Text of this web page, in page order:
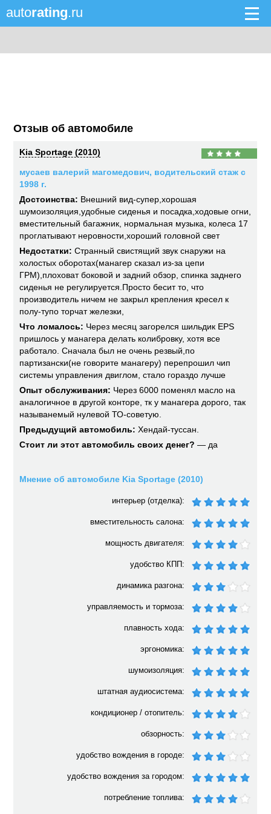
autorating.ru
Отзыв об автомобиле
Kia Sportage (2010)
мусаев валерий магомедович, водительский стаж с
1998 г.
Достоинства: Внешний вид-супер,хорошая
шумоизоляция,удобные сиденья и посадка,ходовые огни,
вместительный багажник, нормальная музыка, колеса 17
проглатывают неровности,хороший головной свет
Недостатки: Странный свистящий звук снаружи на
холостых оборотах(манагер сказал из-за цепи
ГРМ),плоховат боковой и задний обзор, спинка заднего
сиденья не регулируется.Просто бесит то, что
производитель ничем не закрыл крепления кресел к
полу-тупо торчат железки,
Что ломалось: Через месяц загорелся шильдик EPS
пришлось у манагера делать колибровку, хотя все
работало. Сначала был не очень резвый,по
партизански(не говорите манагеру) перепрошил чип
системы управления двиглом, стало гораздо лучше
Опыт обслуживания: Через 6000 поменял масло на
аналогичное в другой конторе, тк у манагера дорого, так
называнемый нулевой ТО-советую.
Предыдущий автомобиль: Хендай-туссан.
Стоит ли этот автомобиль своих денег? — да
Мнение об автомобиле Kia Sportage (2010)
интерьер (отделка):
вместительность салона:
мощность двигателя:
удобство КПП:
динамика разгона:
управляемость и тормоза:
плавность хода:
эргономика:
шумоизоляция:
штатная аудиосистема:
кондиционер / отопитель:
обзорность:
удобство вождения в городе:
удобство вождения за городом:
потребление топлива: